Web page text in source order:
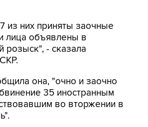
из них приняты заочные
лица объявлены в
- сказала
она, "очно и заочно
35 иностранным
во вторжении в